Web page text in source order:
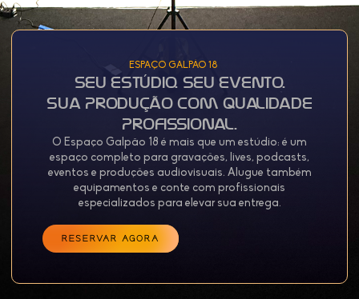
ESPAÇO GALPÃO 18
Seu Estúdio. Seu Evento.
Sua Produção com Qualidade
Profissional.
O Espaço Galpão 18 é mais que um estúdio: é um
espaço completo para gravações, lives, podcasts,
eventos e produções audiovisuais. Alugue também
equipamentos e conte com profissionais
especializados para elevar sua entrega.
RESERVAR AGORA